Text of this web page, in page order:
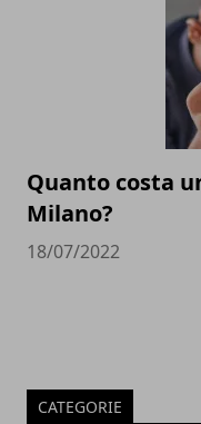
Quanto costa
Milano?
18/07/2022
CATEGORIE